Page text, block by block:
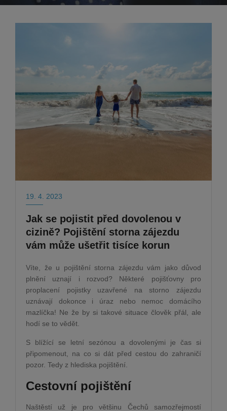
19. 4. 2023
Jak se pojistit před dovolenou v
cizině? Pojištění storna zájezdu
vám může ušetřit tisíce korun
Víte, že u pojištění storna zájezdu vám jako důvod
plnění uznají i rozvod? Některé pojišťovny pro
proplacení pojistky uzavřené na storno zájezdu
uznávají dokonce i úraz nebo nemoc domácího
mazlíčka! Ne že by si takové situace člověk přál, ale
hodí se to vědět.
S blížící se letní sezónou a dovolenými je čas si
připomenout, na co si dát před cestou do zahraničí
pozor. Tedy z hlediska pojištění.
Cestovní pojištění
Naštěstí už je pro většinu Čechů samozřejmostí